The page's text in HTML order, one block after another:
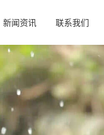
新闻资讯 联系我们